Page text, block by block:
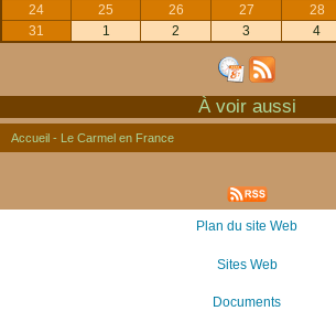
24
25 26 27 28
31
1 2 3 4
À voir aussi
Accueil - Le Carmel en France
Plan du site Web
Sites Web
Documents